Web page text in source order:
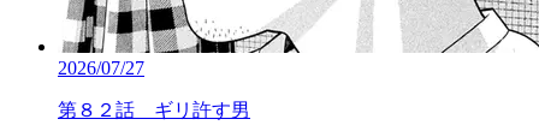
2026/07/27
第８２話 ギリ許す男